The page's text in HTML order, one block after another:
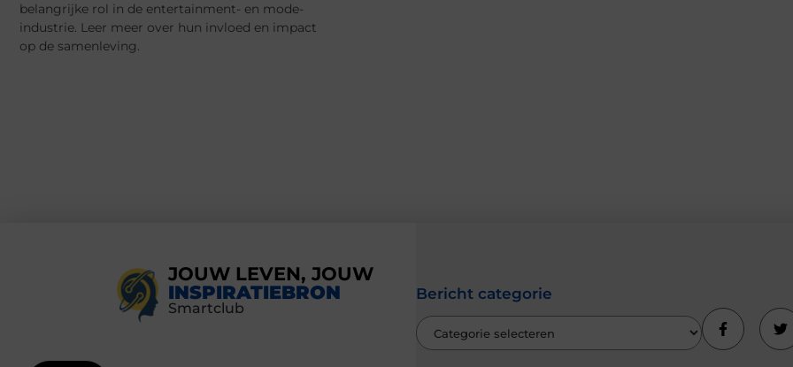
belangrijke rol in de entertainment- en mode-
industrie. Leer meer over hun invloed en impact
op de samenleving.
JOUW LEVEN, JOUW
INSPIRATIEBRON
Smartclub
Bericht categorie